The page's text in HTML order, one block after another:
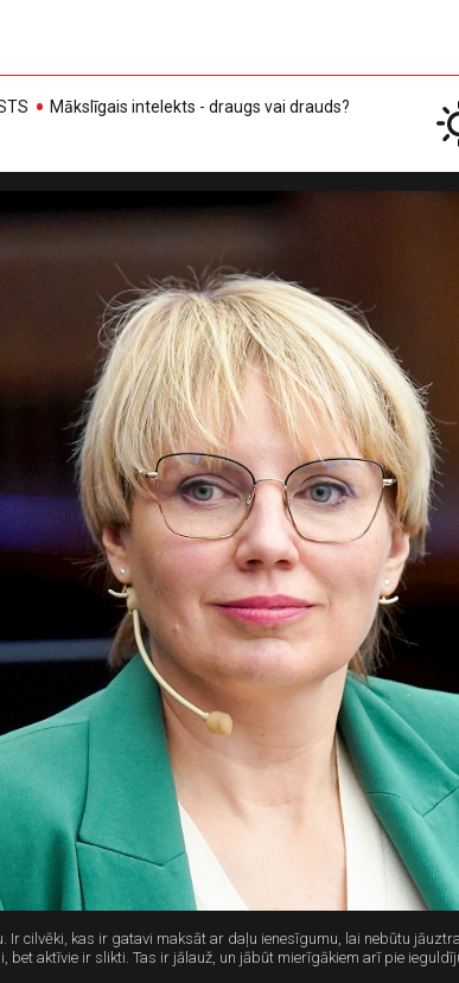
Mākslīgais intelekts - draugs vai drauds?
Ir cilvēki, kas ir gatavi maksāt ar daļu ienesīgumu, lai nebūtu
aktīvie ir slikti. Tas ir jālauž, un jābūt mierīgākiem arī pie